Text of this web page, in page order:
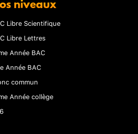
niveaux
Libre Scientifique
Libre Lettres
Année BAC
Année BAC
commun
Année collège